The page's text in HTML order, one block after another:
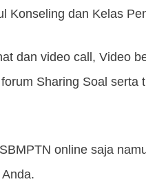
Konseling dan Kelas
dan video call, Video
Sharing Soal
online saja